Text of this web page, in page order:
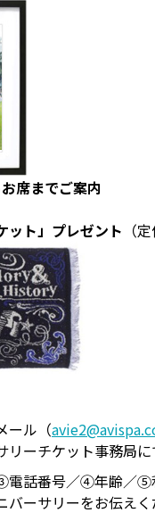
席までご案内
ット」プレゼント （
ール（
リーチケット事務局
話番号／④年齢／⑤
ーサリーをお伝えく